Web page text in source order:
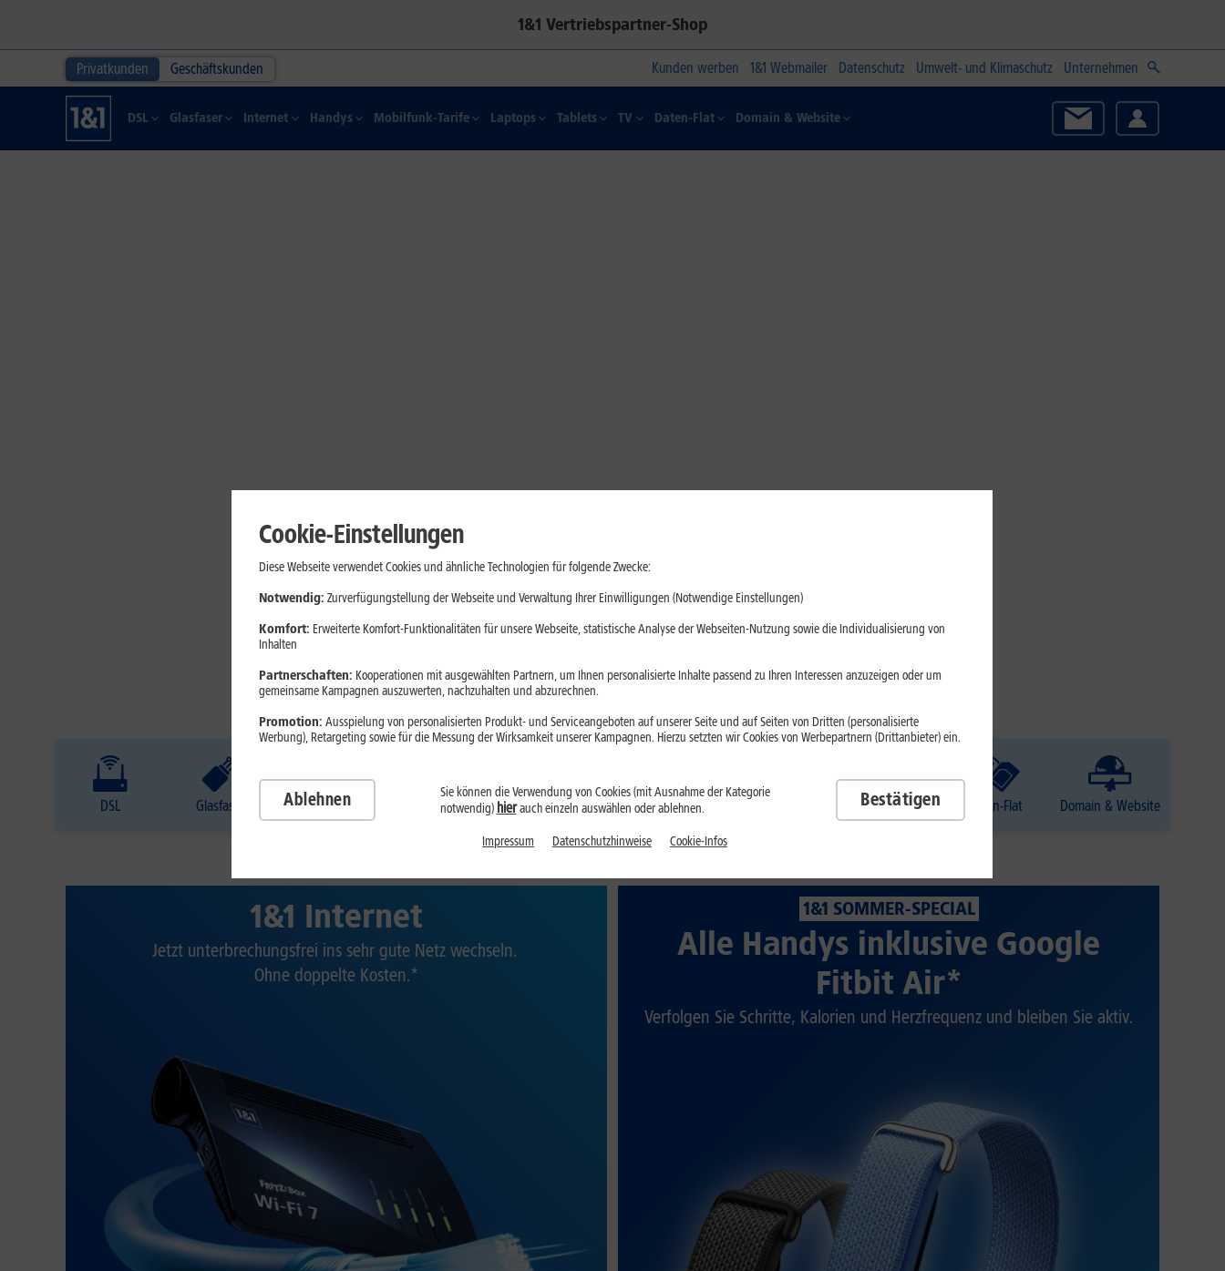
1&1 Vertriebspartner-Shop
Privatkunden Geschäftskunden Kunden werben 1&1 Webmailer Datenschutz Umwelt- und Klimaschutz Unternehmen
DSL Glasfaser Internet Handys Mobilfunk-Tarife Laptops Tablets TV Daten-Flat Domain & Website
DSL Glasfaser Internet Handys Mobilfunk-Tarife Laptops TV Daten-Flat Domain & Website
1&1 Internet
Jetzt unterbrechungsfrei ins sehr gute Netz wechseln.
Ohne doppelte Kosten.*
1&1 SOMMER-SPECIAL
Alle Handys inklusive Google
Fitbit Air*
Verfolgen Sie Schritte, Kalorien und Herzfrequenz und bleiben Sie aktiv.
Cookie-Einstellungen
Diese Webseite verwendet Cookies und ähnliche Technologien für folgende Zwecke:
Notwendig: Zurverfügungstellung der Webseite und Verwaltung Ihrer Einwilligungen (Notwendige Einstellungen)
Komfort: Erweiterte Komfort-Funktionalitäten für unsere Webseite, statistische Analyse der Webseiten-Nutzung sowie die Individualisierung von
Inhalten
Partnerschaften: Kooperationen mit ausgewählten Partnern, um Ihnen personalisierte Inhalte passend zu Ihren Interessen anzuzeigen oder um
gemeinsame Kampagnen auszuwerten, nachzuhalten und abzurechnen.
Promotion: Ausspielung von personalisierten Produkt- und Serviceangeboten auf unserer Seite und auf Seiten von Dritten (personalisierte
Werbung), Retargeting sowie für die Messung der Wirksamkeit unserer Kampagnen. Hierzu setzten wir Cookies von Werbepartnern (Drittanbieter) ein.
Ablehnen
Sie können die Verwendung von Cookies (mit Ausnahme der Kategorie
notwendig) hierauch einzeln auswählen oder ablehnen. Bestätigen
Impressum Datenschutzhinweise Cookie-Infos